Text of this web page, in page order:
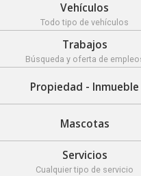
Vehículos
Todo tipo de vehículos
Trabajos
Búsqueda y oferta de
Propiedad - Inmueble
Mascotas
Servicios
Cualquier tipo de servicio